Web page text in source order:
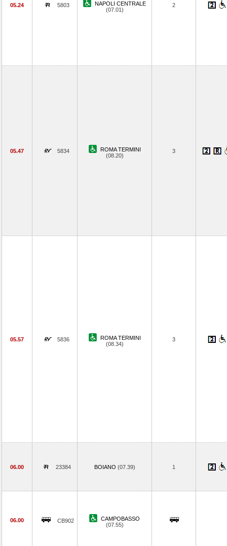
05.24 5803
NAPOLI CENTRALE
(07.01)
2
05.47 5834
ROMA TERMINI
(08.20)
3
05.57 5836
ROMA TERMINI
(08.34)
3
06.00 23384 BOIANO (07.39) 1
06.00 CB902
CAMPOBASSO
(07.55)